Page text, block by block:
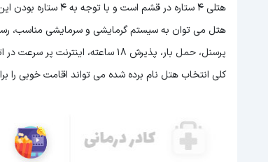
هتلی 4 ستاره در قشم است و با توجه به 4 ستاره بودن این هتل
هتل می توان به سیستم گرمایشی و سرمایشی مناسب،
کلی انتخاب هتل نام برده شده می تواند اقامت خوبی را